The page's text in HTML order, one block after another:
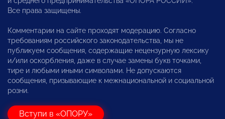
Все права защищены.
Комментарии на сайте проходят модерацию. Согласно
требованиям российского законодательства, мы не
публикуем сообщения, содержащие нецензурную лексику
и/или оскорбления, даже в случае замены букв точками,
тире и любыми иными символами. Не допускаются
сообщения, призывающие к межнациональной и социальной
розни.
Вступи в «ОПОРУ»